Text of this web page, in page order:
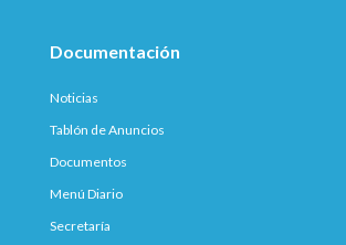
Documentación
Noticias
Tablón de Anuncios
Documentos
Menú Diario
Secretaría